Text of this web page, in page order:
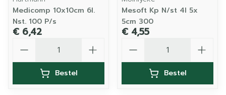
Medicomp 10x10cm 6l.
Nst. 100 P/s
€ 6,42
Bestel
Mesoft Kp N/st 4l 5x
5cm 300
€ 4,55
Bestel